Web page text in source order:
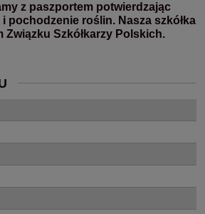
z paszportem potwierdzając
pochodzenie roślin. Nasza szkółka
Związku Szkółkarzy Polskich.